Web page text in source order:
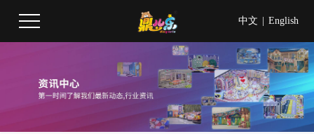
中文 English